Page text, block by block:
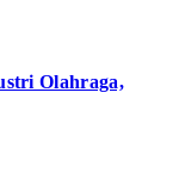
Olahraga,